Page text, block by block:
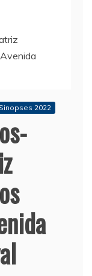
Sinopses 2022